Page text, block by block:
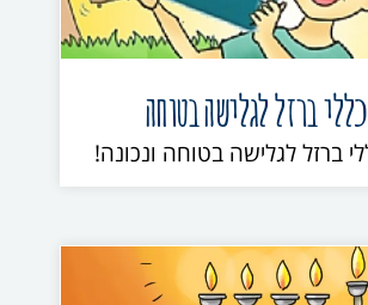
כללי ברזל לגלישה בטוחה